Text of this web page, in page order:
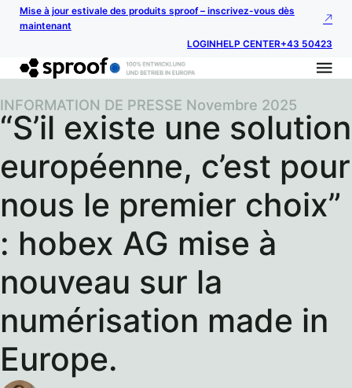
Mise à jour estivale des produits sproof – inscrivez-vous dès
maintenant
LOGINHELP CENTER+43 50423
“S’il existe une solution
européenne, c’est pour
nous le premier choix”
: hobex AG mise à
nouveau sur la
numérisation made in
Europe.
INFORMATION DE PRESSE Novembre 2025